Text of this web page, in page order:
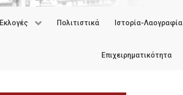
Εκλογές Πολιτιστικά Ιστορία-Λαογραφία
Επιχειρηματικότητα